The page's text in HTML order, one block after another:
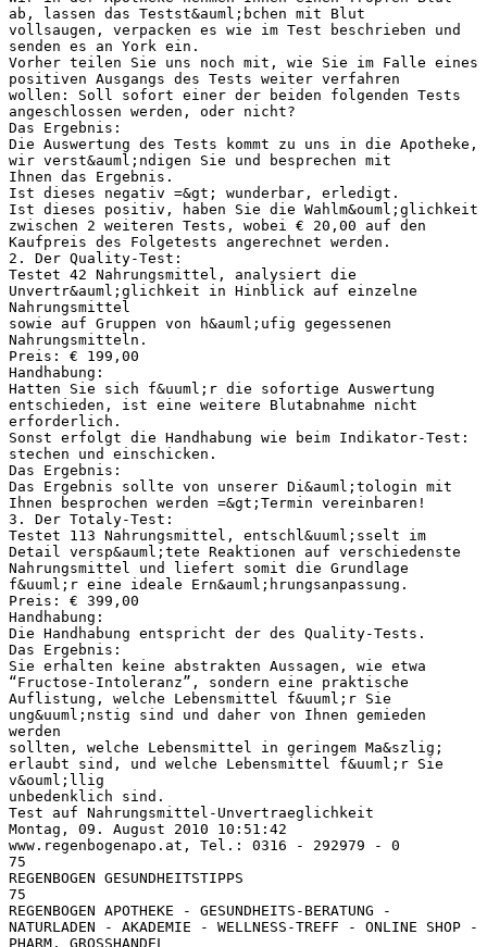
ab, lassen das Testst&auml;bchen mit Blut
vollsaugen, verpacken es wie im Test beschrieben und
senden es an York ein.
Vorher teilen Sie uns noch mit, wie Sie im Falle eines
positiven Ausgangs des Tests weiter verfahren
wollen: Soll sofort einer der beiden folgenden Tests
angeschlossen werden, oder nicht?
Das Ergebnis:
Die Auswertung des Tests kommt zu uns in die Apotheke,
wir verst&auml;ndigen Sie und besprechen mit
Ihnen das Ergebnis.
Ist dieses negativ =&gt; wunderbar, erledigt.
Ist dieses positiv, haben Sie die Wahlm&ouml;glichkeit
zwischen 2 weiteren Tests, wobei € 20,00 auf den
Kaufpreis des Folgetests angerechnet werden.
2. Der Quality-Test:
Testet 42 Nahrungsmittel, analysiert die
Unvertr&auml;glichkeit in Hinblick auf einzelne
Nahrungsmittel
sowie auf Gruppen von h&auml;ufig gegessenen
Nahrungsmitteln.
Preis: € 199,00
Handhabung:
Hatten Sie sich f&uuml;r die sofortige Auswertung
entschieden, ist eine weitere Blutabnahme nicht
erforderlich.
Sonst erfolgt die Handhabung wie beim Indikator-Test:
stechen und einschicken.
Das Ergebnis:
Das Ergebnis sollte von unserer Di&auml;tologin mit
Ihnen besprochen werden =&gt;Termin vereinbaren!
3. Der Totaly-Test:
Testet 113 Nahrungsmittel, entschl&uuml;sselt im
Detail versp&auml;tete Reaktionen auf verschiedenste
Nahrungsmittel und liefert somit die Grundlage
f&uuml;r eine ideale Ern&auml;hrungsanpassung.
Preis: € 399,00
Handhabung:
Die Handhabung entspricht der des Quality-Tests.
Das Ergebnis:
Sie erhalten keine abstrakten Aussagen, wie etwa
“Fructose-Intoleranz”, sondern eine praktische
Auflistung, welche Lebensmittel f&uuml;r Sie
ung&uuml;nstig sind und daher von Ihnen gemieden
werden
sollten, welche Lebensmittel in geringem Ma&szlig;
erlaubt sind, und welche Lebensmittel f&uuml;r Sie
v&ouml;llig
unbedenklich sind.
Test auf Nahrungsmittel-Unvertraeglichkeit
Montag, 09. August 2010 10:51:42
www.regenbogenapo.at, Tel.: 0316 - 292979 - 0
75
REGENBOGEN GESUNDHEITSTIPPS
75
REGENBOGEN APOTHEKE - GESUNDHEITS-BERATUNG -
NATURLADEN - AKADEMIE - WELLNESS-TREFF - ONLINE SHOP -
PHARM. GROSSHANDEL